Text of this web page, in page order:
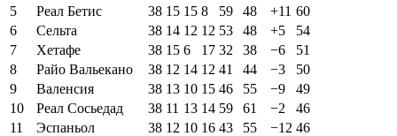
5
Реал Бетис 38 15 15 8 59 48 +11 60
6
Сельта 38 14 12 12 53 48 +5
54
7
Хетафе 38 15 6 17 32 38 −6
51
8
Райо Вальекано 38 12 14 12 41 44 −3
50
9
Валенсия 38 13 10 15 46 55 −9
49
10
Реал Сосьедад 38 11 13 14 59 61 −2
46
11
Эспаньол 38 12 10 16 43 55 −12 46